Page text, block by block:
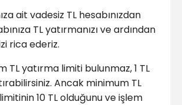
ait vadesiz TL hesabınızdan
TL yatırmanızı ve ardından
rica ederiz.
TL yatırma limiti bulunmaz, 1 TL
Ancak minimum TL
10 TL olduğunu ve işlem